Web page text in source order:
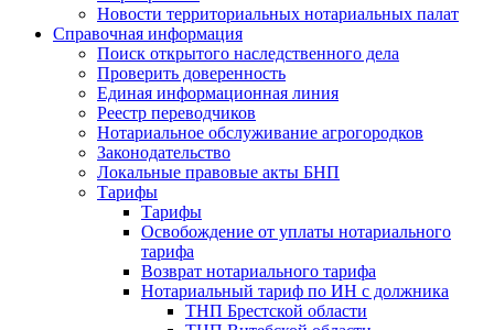
Новости территориальных нотариальных палат
Справочная информация
Поиск открытого наследственного дела
Проверить доверенность
Единая информационная линия
Реестр переводчиков
Нотариальное обслуживание агрогородков
Законодательство
Локальные правовые акты БНП
Тарифы
Тарифы
Освобождение от уплаты нотариального
тарифа
Возврат нотариального тарифа
Нотариальный тариф по ИН с должника
ТНП Брестской области